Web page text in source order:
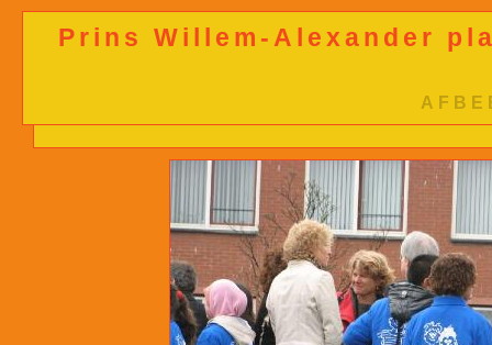
Prins Willem-Alexander